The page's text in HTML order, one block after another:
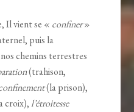
Il vient se « confiner»
puis la
chemins terrestres
(trahison,
(la prison),
croix),l’étroitesse